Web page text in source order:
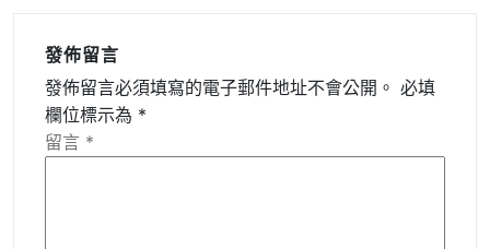
發佈留言
發佈留言必須填寫的電子郵件地址不會公開。 必填
欄位標示為 *
留言 *